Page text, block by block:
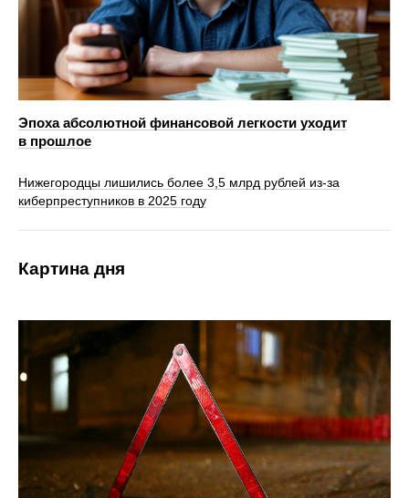
Эпоха абсолютной финансовой легкости уходит
в прошлое
Нижегородцы лишились более 3,5 млрд рублей из-за
киберпреступников в 2025 году
Картина дня